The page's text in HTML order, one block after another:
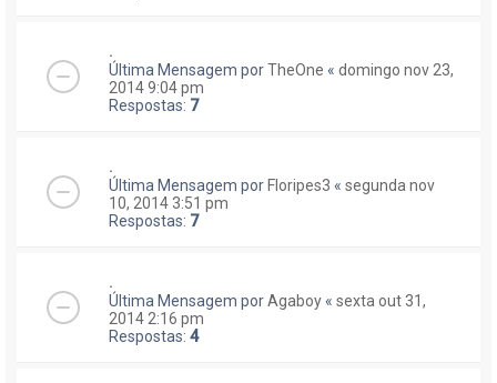
.
Última Mensagem porTheOne « domingo nov 23,
2014 9:04 pm
Respostas: 7
.
Última Mensagem por Floripes3 « segunda nov
10, 2014 3:51 pm
Respostas: 7
.
Última Mensagem porAgaboy « sexta out 31,
2014 2:16 pm
Respostas: 4